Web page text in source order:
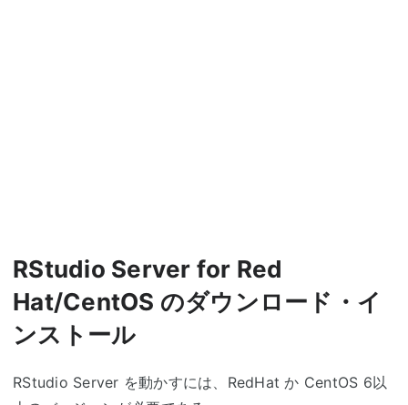
RStudio Server for Red
Hat/CentOS のダウンロード・イ
ンストール
RStudio Server を動かすには、RedHat か CentOS 6以